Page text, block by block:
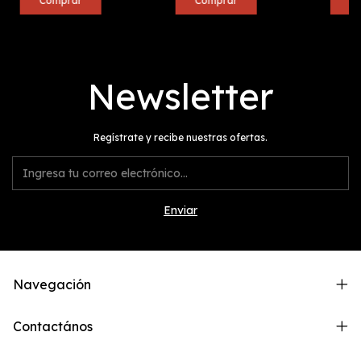
Newsletter
Regístrate y recibe nuestras ofertas.
Navegación
Contactános